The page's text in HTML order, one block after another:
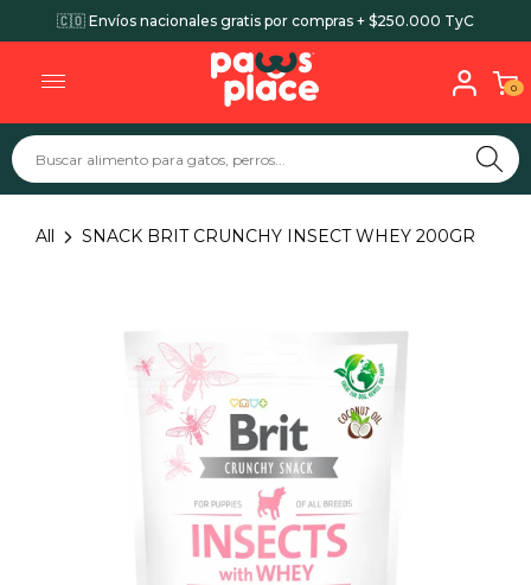
🇨🇴 Envíos nacionales gratis por compras + $250.000 TyC
0
All SNACK BRIT CRUNCHY INSECT WHEY 200GR